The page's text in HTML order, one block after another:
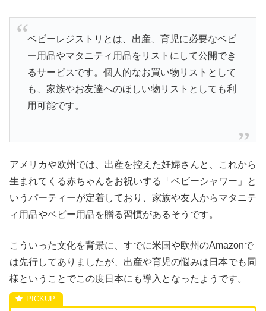
ベビーレジストリとは、出産、育児に必要なベビ
ー用品やマタニティ用品をリストにして公開でき
るサービスです。個人的なお買い物リストとして
も、家族やお友達へのほしい物リストとしても利
用可能です。
アメリカや欧州では、出産を控えた妊婦さんと、これから
生まれてくる赤ちゃんをお祝いする「ベビーシャワー」と
いうパーティーが定着しており、家族や友人からマタニテ
ィ用品やベビー用品を贈る習慣があるそうです。
こういった文化を背景に、すでに米国や欧州のAmazonで
は先行してありましたが、出産や育児の悩みは日本でも同
様ということでこの度日本にも導入となったようです。